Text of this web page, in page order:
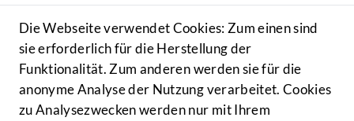
Benutzer
Navigationsmenü öffnen
MENÜ
Die Webseite verwendet Cookies: Zum einen sind
sie erforderlich für die Herstellung der
Funktionalität. Zum anderen werden sie für die
anonyme Analyse der Nutzung verarbeitet. Cookies
zu Analysezwecken werden nur mit Ihrem